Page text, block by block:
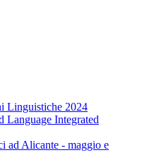
Linguistiche 2024
Language Integrated
ad Alicante - maggio e